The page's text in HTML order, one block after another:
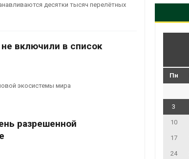
десятки тысяч перелётных
включили в список
экосистемы мира
разрешенной
Пн
3
10
17
24